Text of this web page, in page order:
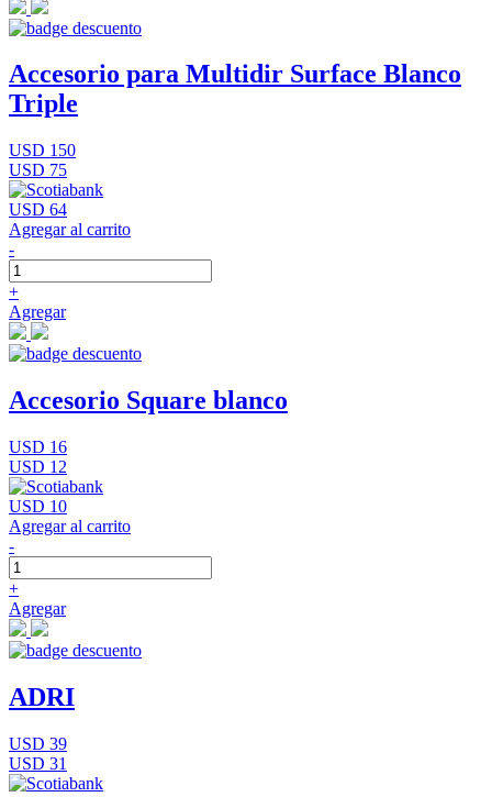
Accesorio para Multidir Surface Blanco
Triple
USD 150
USD 75
USD 64
Agregar al carrito
-
+
Agregar
Accesorio Square blanco
USD 16
USD 12
USD 10
Agregar al carrito
-
+
Agregar
ADRI
USD 39
USD 31